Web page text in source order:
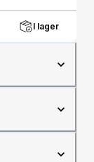
I lager